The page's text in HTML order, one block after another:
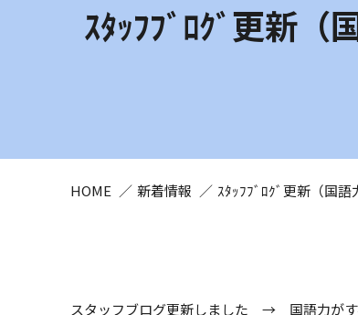
ｽﾀｯﾌﾌﾞﾛｸﾞ更新（
HOME 新着情報 ｽﾀｯﾌﾌﾞﾛｸﾞ更新（国語
スタッフブログ更新しました → 国語力が